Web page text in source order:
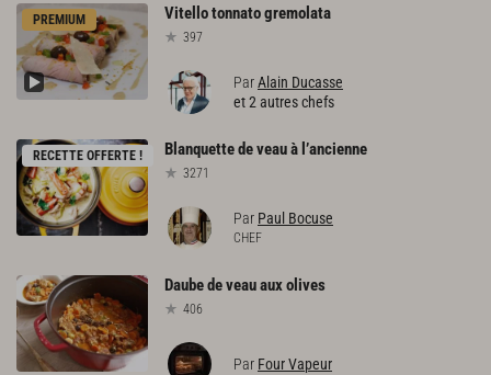
PREMIUM Vitellotonnatogremolata
397
ParAlain Ducasse
et 2 autres chefs
RECETTE OFFERTE ! Blanquettedeveauà l’ancienne
3271
Par Paul Bocuse
CHEF
Daubedeveauauxolives
406
Par Four Vapeur